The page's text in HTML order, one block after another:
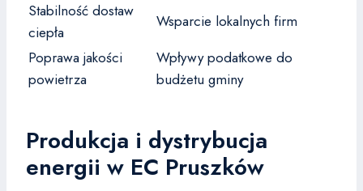
Stabilność dostaw
ciepła
Wsparcie lokalnych firm
Poprawa jakości
powietrza
Wpływy podatkowe do
budżetu gminy
Produkcja i dystrybucja
energii w EC Pruszków